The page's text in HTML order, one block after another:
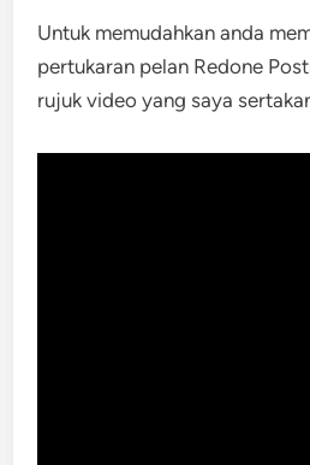
Untuk memudahkan anda
pertukaran pelan Redone
rujuk video yang saya